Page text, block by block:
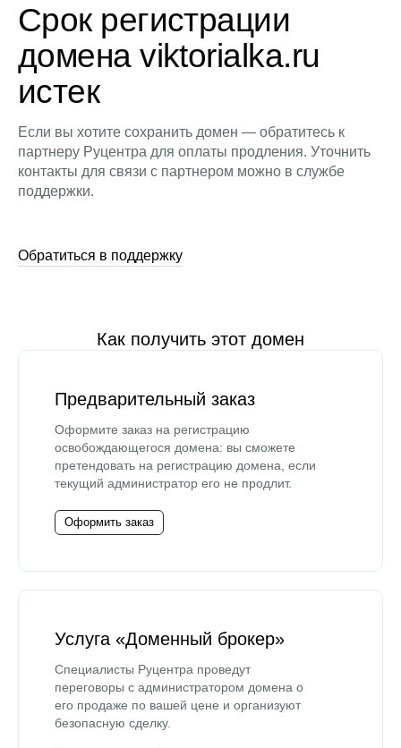
Срок регистрации
домена viktorialka.ru
истек
Если вы хотите сохранить домен — обратитесь к
партнеру Руцентра для оплаты продления. Уточнить
контакты для связи с партнером можно в службе
поддержки.
Обратиться в поддержку
Как получить этот домен
Предварительный заказ
Оформите заказ на регистрацию
освобождающегося домена: вы сможете
претендовать на регистрацию домена, если
текущий администратор его не продлит.
Оформить заказ
Услуга «Доменный брокер»
Специалисты Руцентра проведут
переговоры с администратором домена о
его продаже по вашей цене и организуют
безопасную сделку.